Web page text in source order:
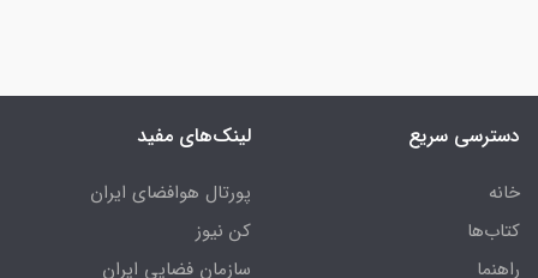
دسترسی سریع
خانه
کتاب‌ها
راهنما
لینک‌های مفید
پورتال هوافضای ایران
کن نیوز
سازمان فضایی ایران